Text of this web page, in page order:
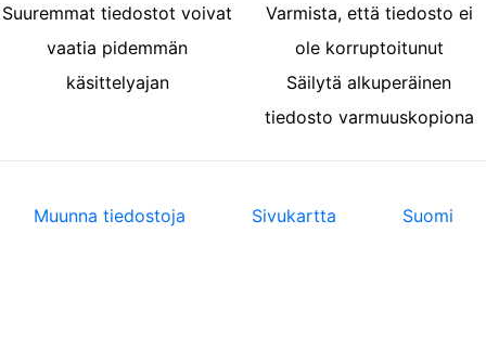
Suuremmat tiedostot voivat
vaatia pidemmän
käsittelyajan
Varmista, että tiedosto ei
ole korruptoitunut
Säilytä alkuperäinen
tiedosto varmuuskopiona
Muunna tiedostoja Sivukartta Suomi